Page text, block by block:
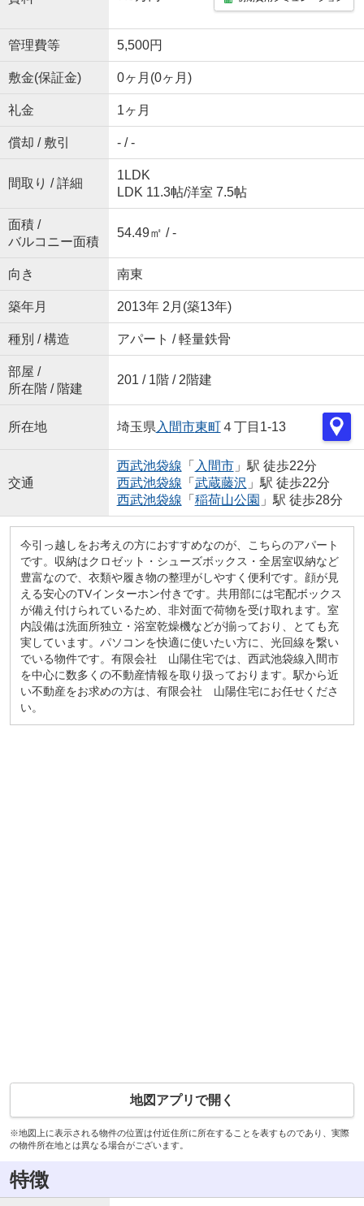
管理費等 5,500円
敷金(保証金) 0ヶ月(0ヶ月)
礼金 1ヶ月
償却 / 敷引 - / -
間取り / 詳細
1LDK
LDK 11.3帖/洋室 7.5帖
面積 /
バルコニー面積
54.49㎡ / -
向き 南東
築年月 2013年 2月(築13年)
種別 / 構造 アパート / 軽量鉄骨
部屋 /
所在階 / 階建
201 / 1階 / 2階建
所在地 埼玉県 入間市東町４丁目1-13
交通
西武池袋線 「 入間市」駅 徒歩22分
西武池袋線 「 武蔵藤沢 」駅 徒歩22分
西武池袋線 「 稲荷山公園 」駅 徒歩28分
今引っ越しをお考えの方におすすめなのが、こちらのアパート
です。収納はクロゼット・シューズボックス・全居室収納など
豊富なので、衣類や履き物の整理がしやすく便利です。顔が見
える安心のTVインターホン付きです。共用部には宅配ボックス
が備え付けられているため、非対面で荷物を受け取れます。室
内設備は洗面所独立・浴室乾燥機などが揃っており、とても充
実しています。パソコンを快適に使いたい方に、光回線を繋い
でいる物件です。有限会社 山陽住宅では、西武池袋線入間市
を中心に数多くの不動産情報を取り扱っております。駅から近
い不動産をお求めの方は、有限会社 山陽住宅にお任せくださ
い。
地図アプリで開く
※地図上に表示される物件の位置は付近住所に所在することを表すものであり、実際
の物件所在地とは異なる場合がございます。
特徴